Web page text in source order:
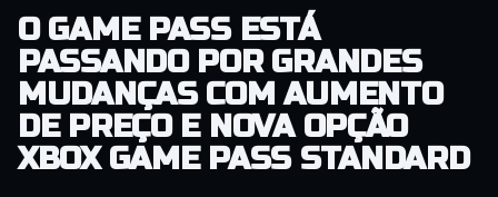
O GAME PASS ESTÁ
PASSANDO POR GRANDES
MUDANÇAS COM AUMENTO
DE PREÇO E NOVA OPÇÃO
XBOX GAME PASS STANDARD